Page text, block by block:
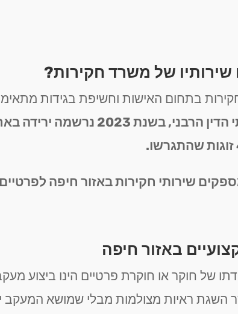
של משרד חקירות?
בתחום האישות וחשיפת בגידות
שירותי חקירות באזור חיפה
באזור חיפה
של חוקר או חוקרת פרטיים הינו ביצוע
השגת ראיות מצולמות מבלי שמושא המעקב